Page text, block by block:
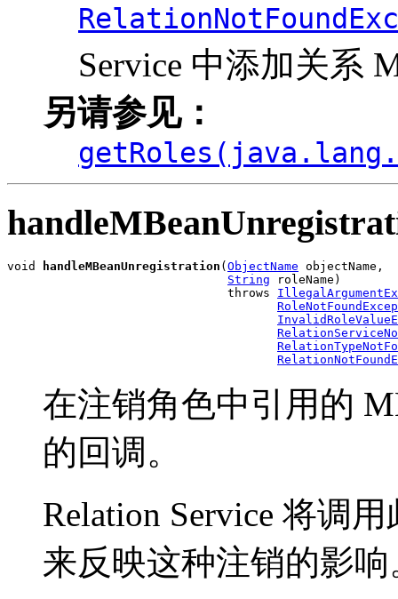
Service 中添加关系
另请参见：
void handleMBeanUnregistration ( ObjectName objectName,
String roleName)
                               throws
在注销角色中引用的
的回调。
Relation Service 将调
来反映这种注销的影响